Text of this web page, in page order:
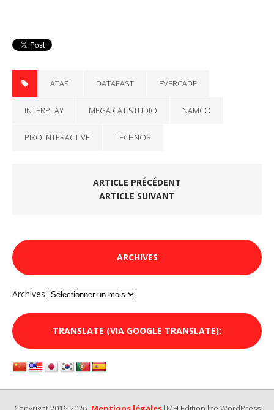
ATARI DATAEAST EVERCADE
INTERPLAY MEGA CAT STUDIO NAMCO
PIKO INTERACTIVE TECHNŌS
ARTICLE PRÉCÉDENT
ARTICLE SUIVANT
ARCHIVES
Archives
TRANSLATE (VIA GOOGLE TRANSLATE):